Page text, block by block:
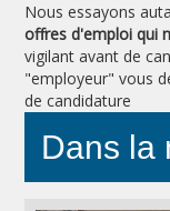
Nous essayons
offres d'emploi qui
vigilant avant de
"employeur" vous
de candidature
Dans la